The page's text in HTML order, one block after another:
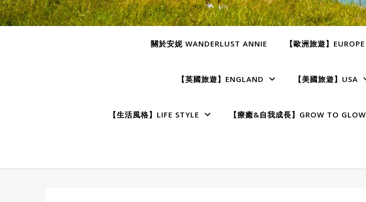
關於安妮 WANDERLUST ANNIE 【歐洲旅遊】EUROPE
【英國旅遊】ENGLAND 【美國旅遊】USA
【生活風格】LIFE STYLE 【療癒&自我成長】GROW TO GLOW